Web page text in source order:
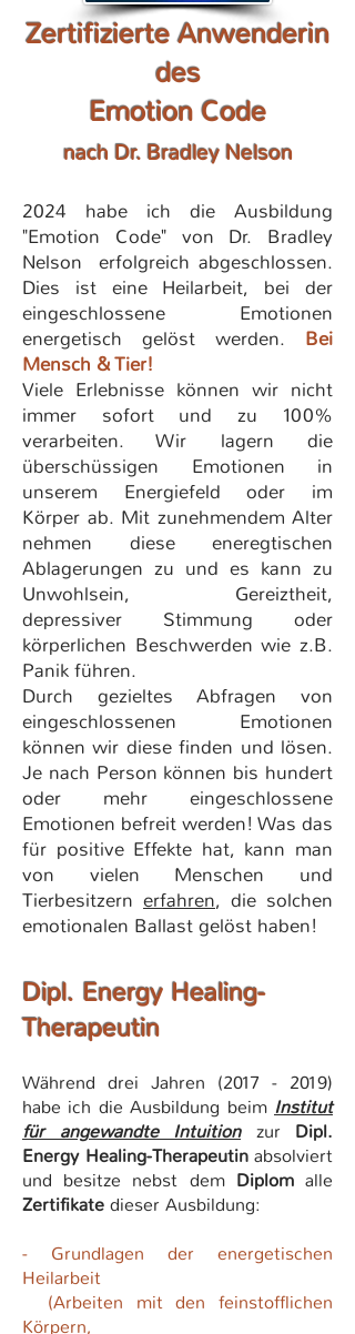
Zertifizierte Anwenderin
des
Emotion Code
nach Dr. Bradley Nelson
2024 habe ich die Ausbildung
"Emotion Code" von Dr. Bradley
Nelson erfolgreich abgeschlossen.
Dies ist eine Heilarbeit, bei der
eingeschlossene Emotionen
energetisch gelöst werden. Bei
Mensch & Tier!
Viele Erlebnisse können wir nicht
immer sofort und zu 100%
verarbeiten. Wir lagern die
überschüssigen Emotionen in
unserem Energiefeld oder im
Körper ab. Mit zunehmendem Alter
nehmen diese eneregtischen
Ablagerungen zu und es kann zu
Unwohlsein, Gereiztheit,
depressiver Stimmung oder
körperlichen Beschwerden wie z.B.
Panik führen.
Durch gezieltes Abfragen von
eingeschlossenen Emotionen
können wir diese finden und lösen.
Je nach Person können bis hundert
oder mehr eingeschlossene
Emotionen befreit werden! Was das
für positive Effekte hat, kann man
von vielen Menschen und
Tierbesitzern erfahren, die solchen
emotionalen Ballast gelöst haben!
Dipl. Energy Healing-
Therapeutin
Während drei Jahren (2017 - 2019)
habe ich die Ausbildung beim Institut
für angewandte Intuitionzur Dipl.
Energy Healing-Therapeutin absolviert
und besitze nebst dem Diplomalle
Zertifikate dieser Ausbildung:
- Grundlagen der energetischen
Heilarbeit
(Arbeiten mit den feinstofflichen
Körpern,